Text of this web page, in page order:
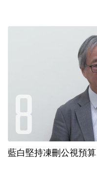
藍白堅持凍刪公視預